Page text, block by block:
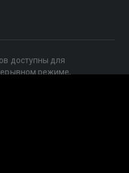
доступны для
режиме,